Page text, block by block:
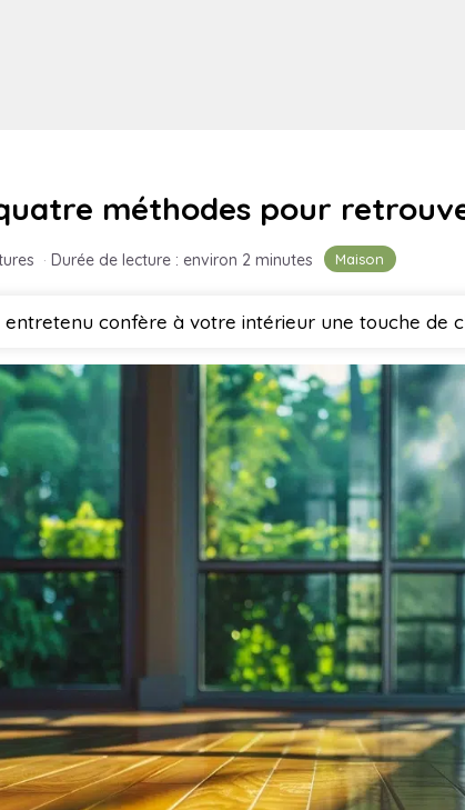
Maison
méthodes pour
· Durée de lecture : environ 2 minutes
confère à votre intérieur une touche de